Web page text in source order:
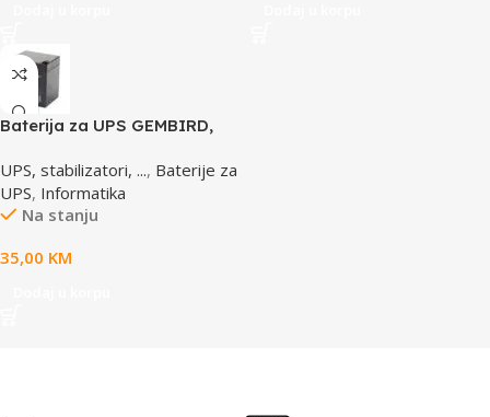
Baterija za UPS GEMBIRD,
UPS, stabilizatori, ..., Baterije za
UPS, Informatika
Na stanju
35,00 KM